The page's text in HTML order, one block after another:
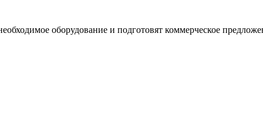
оборудование и подготовят коммерческое